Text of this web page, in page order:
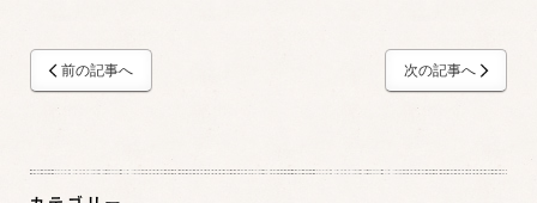
前の記事へ 次の記事へ